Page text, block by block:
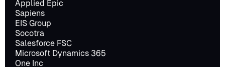
Applied Epic
Sapiens
EIS Group
Socotra
Salesforce FSC
Microsoft Dynamics 365
One Inc